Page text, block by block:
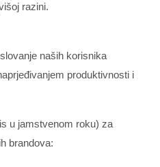
razini.
naših korisnika
produktivnosti i
u jamstvenom roku) za
brandova: